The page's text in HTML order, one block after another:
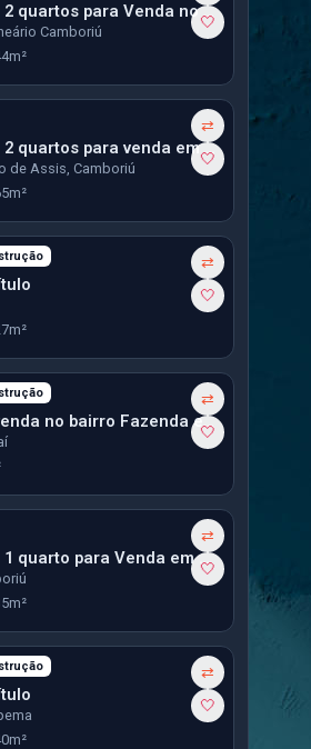
🤍
Apartamento 2 quartos para Venda no bairro Vila Real em Balneário Camboriú
Camboriú
⇄
🤍
Apartamento 2 quartos para venda em Camboriú
de Assis, Camboriú
⇄
🤍
⇄
🤍
Studio para venda no bairro Fazenda em Itajaí
⇄
🤍
Apartamento 1 quarto para Venda em Camboriu
⇄
🤍